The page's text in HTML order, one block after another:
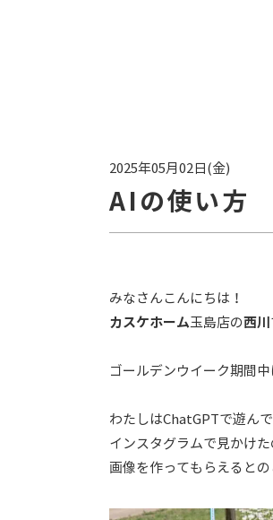
2025年05月02日(金)
AIの使い方
みなさんこんにちは！
カスケホーム玉島店の西川
ゴールデンウイーク期間
わたしはChatGPTで遊んで
インスタグラムで見かけ
画像を作ってもらえると